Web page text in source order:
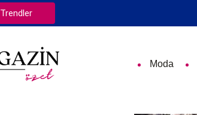
Trendler
Moda